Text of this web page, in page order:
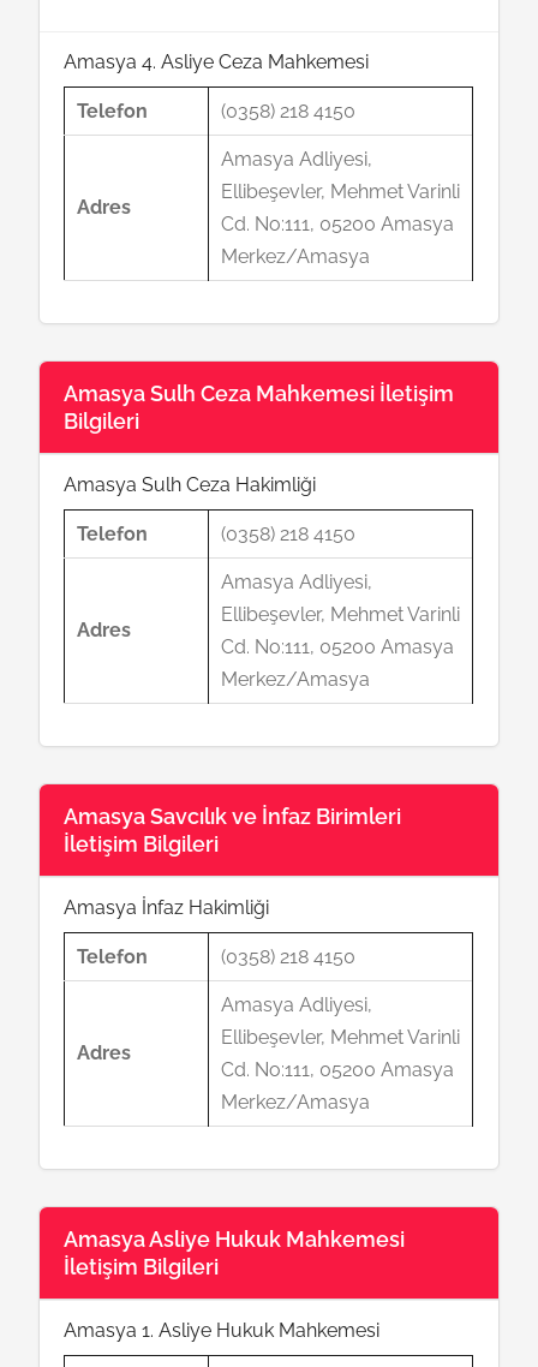
Amasya 4. Asliye Ceza Mahkemesi
Telefon (0358) 218 4150
Adres
Amasya Adliyesi,
Ellibeşevler, Mehmet Varinli
Cd. No:111, 05200 Amasya
Merkez/Amasya
Amasya Sulh Ceza Mahkemesi İletişim
Bilgileri
Amasya Sulh Ceza Hakimliği
Telefon (0358) 218 4150
Adres
Amasya Adliyesi,
Ellibeşevler, Mehmet Varinli
Cd. No:111, 05200 Amasya
Merkez/Amasya
Amasya Savcılık ve İnfaz Birimleri
İletişim Bilgileri
Amasya İnfaz Hakimliği
Telefon (0358) 218 4150
Adres
Amasya Adliyesi,
Ellibeşevler, Mehmet Varinli
Cd. No:111, 05200 Amasya
Merkez/Amasya
Amasya Asliye Hukuk Mahkemesi
İletişim Bilgileri
Amasya 1. Asliye Hukuk Mahkemesi